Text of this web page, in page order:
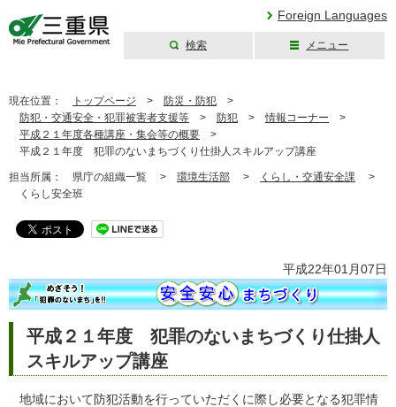
Foreign Languages
検索 メニュー
現在位置： トップページ > 防災・防犯 >
防犯・交通安全・犯罪被害者支援等 > 防犯 > 情報コーナー >
平成２１年度各種講座・集会等の概要 >
平成２１年度 犯罪のないまちづくり仕掛人スキルアップ講座
担当所属： 県庁の組織一覧 > 環境生活部 > くらし・交通安全課 >
くらし安全班
平成22年01月07日
平成２１年度 犯罪のないまちづくり仕掛人
スキルアップ講座
地域において防犯活動を行っていただくに際し必要となる犯罪情